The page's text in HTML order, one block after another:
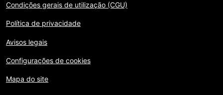
Condições gerais de utilização (CGU)
Política de privacidade
Avisos legais
Configurações de cookies
Mapa do site